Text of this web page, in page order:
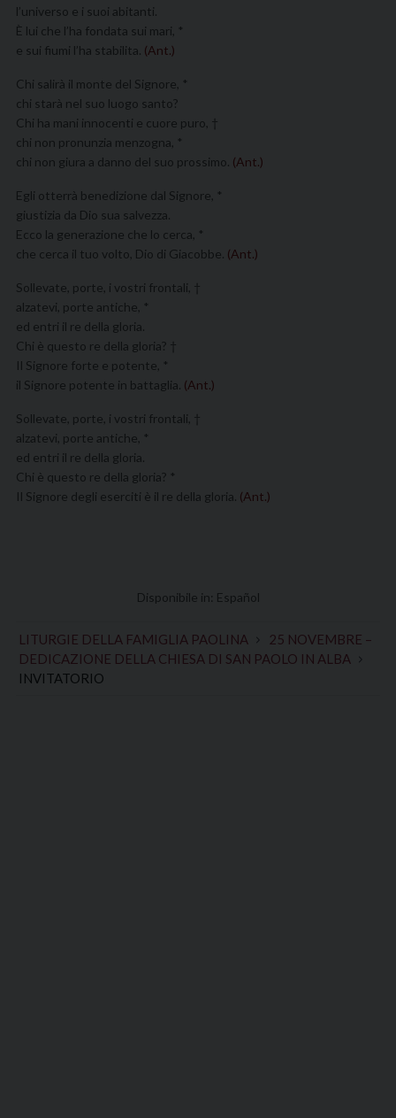
l’universo e i suoi abitanti.
È lui che l’ha fondata sui mari, *
e sui fiumi l’ha stabilita. (Ant.)
Chi salirà il monte del Signore, *
chi starà nel suo luogo santo?
Chi ha mani innocenti e cuore puro, †
chi non pronunzia menzogna, *
chi non giura a danno del suo prossimo. (Ant.)
Egli otterrà benedizione dal Signore, *
giustizia da Dio sua salvezza.
Ecco la generazione che lo cerca, *
che cerca il tuo volto, Dio di Giacobbe. (Ant.)
Sollevate, porte, i vostri frontali, †
alzatevi, porte antiche, *
ed entri il re della gloria.
Chi è questo re della gloria? †
Il Signore forte e potente, *
il Signore potente in battaglia. (Ant.)
Sollevate, porte, i vostri frontali, †
alzatevi, porte antiche, *
ed entri il re della gloria.
Chi è questo re della gloria? *
Il Signore degli eserciti è il re della gloria. (Ant.)
Disponibile in: Español
LITURGIE DELLA FAMIGLIA PAOLINA
25 NOVEMBRE –
DEDICAZIONE DELLA CHIESA DI SAN PAOLO IN ALBA
INVITATORIO